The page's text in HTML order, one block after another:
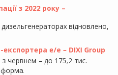
з 2022 року –
відновлено,
е/е – DIXI Group
з червнем – до 175,2 тис.